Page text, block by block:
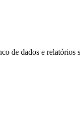
de dados e relatórios